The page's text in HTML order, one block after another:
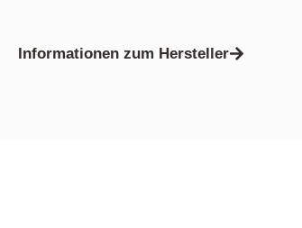
Informationen zum Hersteller